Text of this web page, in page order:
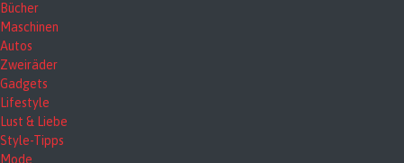
Bücher
Maschinen
Autos
Zweiräder
Gadgets
Lifestyle
Lust & Liebe
Style-Tipps
Mode